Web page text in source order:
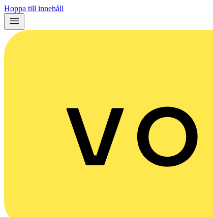
Hoppa till innehåll